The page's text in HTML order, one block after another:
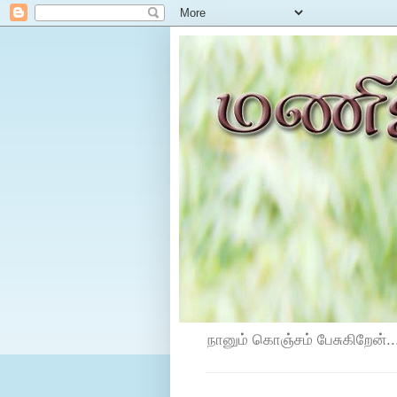
நானும் கொஞ்சம்